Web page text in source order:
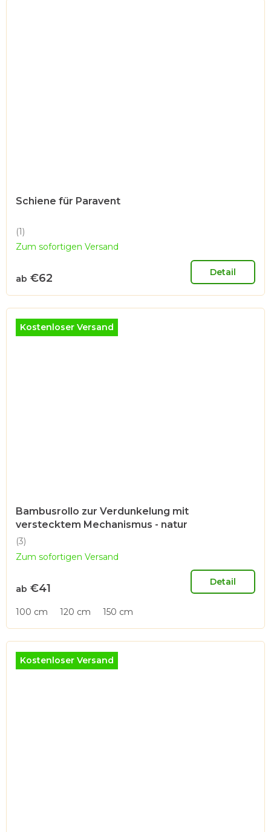
Schiene für Paravent
Die
durchschnittliche
5,0
von
5
Sternen.
(1)
Zum sofortigen Versand
ab €62 Detail
Kostenloser Versand
Bambusrollo zur Verdunkelung mit
verstecktem Mechanismus - natur
Die
durchschnittliche
5,0
5
Sternen.
(3)
Zum sofortigen Versand
ab €41 Detail
100 cm 120 cm 150 cm
Kostenloser Versand